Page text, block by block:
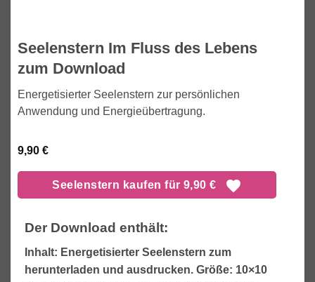
Seelenstern Im Fluss des Lebens
zum Download
Energetisierter Seelenstern zur persönlichen
Anwendung und Energieübertragung.
9,90 €
Seelenstern kaufen für 9,90 €
Der Download enthält:
Inhalt: Energetisierter Seelenstern zum
herunterladen und ausdrucken. Größe: 10×10